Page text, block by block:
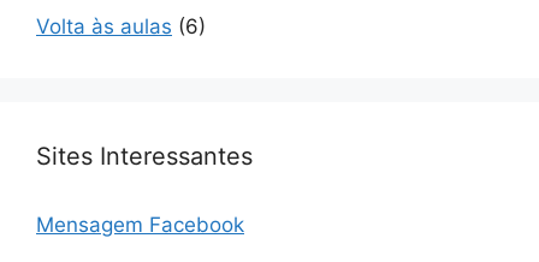
Volta às aulas (6)
Sites Interessantes
Mensagem Facebook